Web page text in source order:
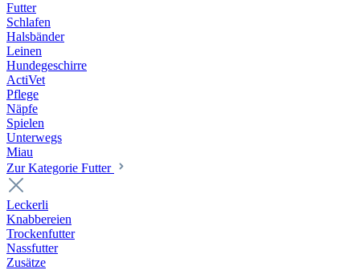
Futter
Schlafen
Halsbänder
Leinen
Hundegeschirre
ActiVet
Pflege
Näpfe
Spielen
Unterwegs
Miau
Zur Kategorie Futter
Leckerli
Knabbereien
Trockenfutter
Nassfutter
Zusätze